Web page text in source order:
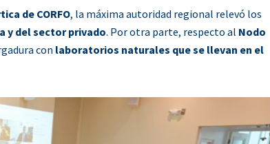
de CORFO, la máxima autoridad regional relevó los
y del sector privado. Por otra parte, respecto al Nodo
con laboratorios naturales que se llevan en el